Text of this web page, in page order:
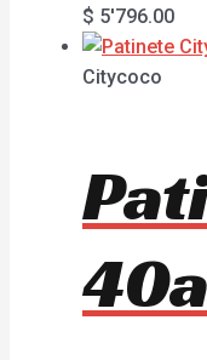
$ 5'796.00
Citycoco